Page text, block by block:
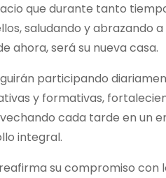
que durante tanto
saludando y abrazando
ahora, será su nueva casa.
participando
y formativas,
cada tarde en un
integral.
su compromiso con